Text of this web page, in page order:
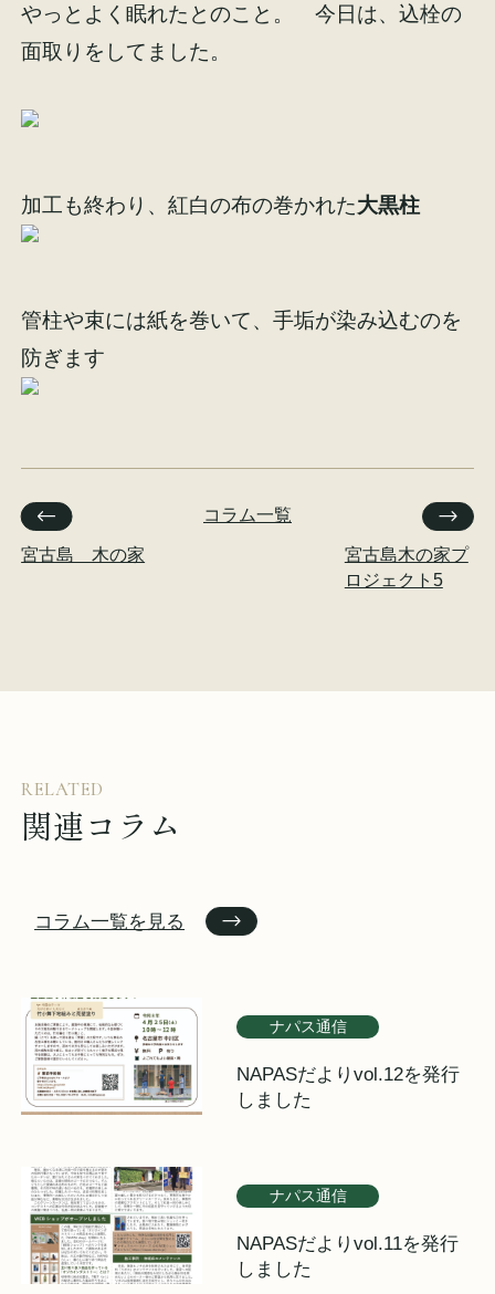
やっとよく眠れたとのこと。 今日は、込栓の
面取りをしてました。
加工も終わり、紅白の布の巻かれた大黒柱
管柱や束には紙を巻いて、手垢が染み込むのを
防ぎます
宮古島 木の家
コラム一覧
宮古島木の家プ
ロジェクト5
RELATED
関連コラム
コラム一覧を見る
ナパス通信
NAPASだよりvol.12を発行
しました
ナパス通信
NAPASだよりvol.11を発行
しました
オンラインショップ
イベント情報 来場予約